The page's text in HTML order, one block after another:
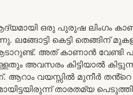
ഒരു പുരുഷ ലിംഗം
ലങ്ങോട്ടി കെട്ടി തെങ്ങിന്
അത് കാണാൻ വേണ്ടി
അവസരം കിട്ടിയാൽ
ആറാം വയസ്സിൽ മുനീർ
താരതമ്യ